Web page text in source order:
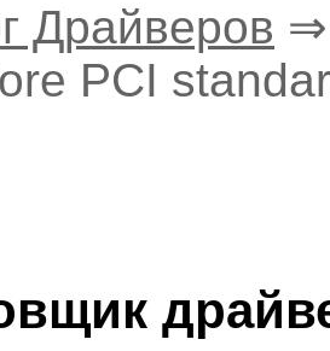
Драйверов
PCI